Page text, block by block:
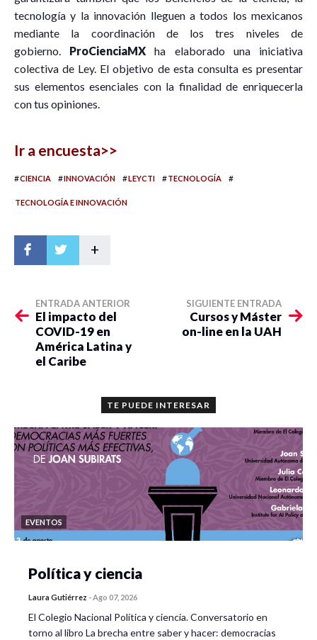
tecnología y la innovación lleguen a todos los mexicanos
mediante la coordinación de los tres niveles de
gobierno. ProCienciaMX ha elaborado una iniciativa
colectiva de Ley. El objetivo de esta consulta es presentar
sus elementos esenciales con la finalidad de enriquecerla
con tus opiniones.
Ir a encuesta>>
#CIENCIA #INNOVACIÓN #LEYCTI #TECNOLOGÍA #
TECNOLOGÍA E INNOVACIÓN
+
ENTRADA ANTERIOR
El impacto del
COVID-19 en
América Latina y
el Caribe
SIGUIENTE ENTRADA
Cursos y Máster
on-line en la UAH
TE PUEDE INTERESAR
EVENTOS
Política y ciencia
Laura Gutiérrez -Ago 07, 2026
El Colegio Nacional Política y ciencia. Conversatorio en
torno al libro La brecha entre saber y hacer: democracias